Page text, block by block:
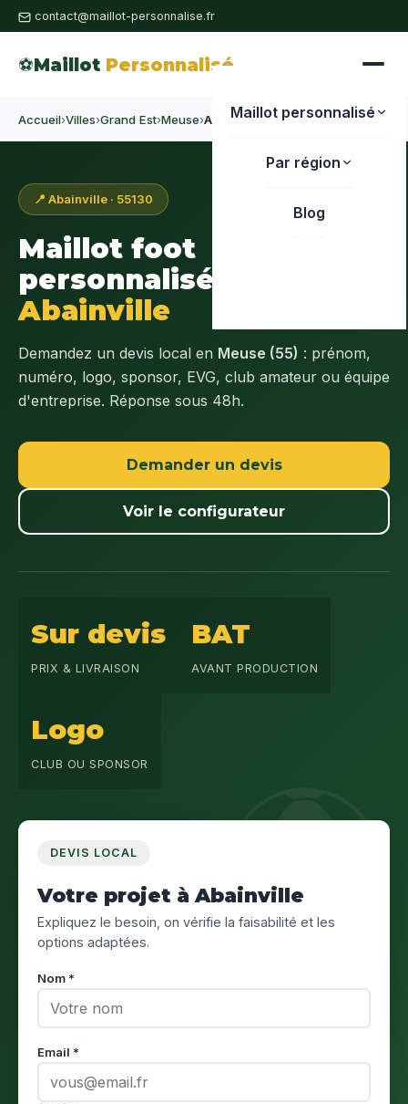
contact@maillot-personnalise.fr
⚽Maillot Personnalisé
Maillot personnalisé
Par région
Blog
Accueil›Villes›Grand Est›Meuse›Abainville
📍 Abainville · 55130
Maillot foot
personnalisé à
Abainville
Demandez un devis local en Meuse (55) : prénom,
numéro, logo, sponsor, EVG, club amateur ou équipe
d'entreprise. Réponse sous 48h.
Demander un devis
Voir le configurateur
Sur devis
PRIX & LIVRAISON
BAT
AVANT PRODUCTION
Logo
CLUB OU SPONSOR
DEVIS LOCAL
Votre projet à Abainville
Expliquez le besoin, on vérifie la faisabilité et les
options adaptées.
Nom *
Email *